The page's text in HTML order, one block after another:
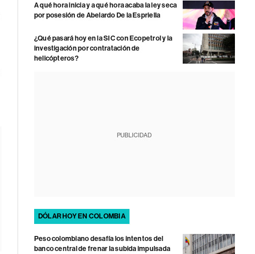
A qué hora inicia y a qué hora acaba la ley seca
por posesión de Abelardo De la Espriella
¿Qué pasará hoy en la SIC con Ecopetrol y la
investigación por contratación de
helicópteros?
PUBLICIDAD
DÓLAR HOY EN COLOMBIA
Peso colombiano desafía los intentos del
banco central de frenar la subida impulsada